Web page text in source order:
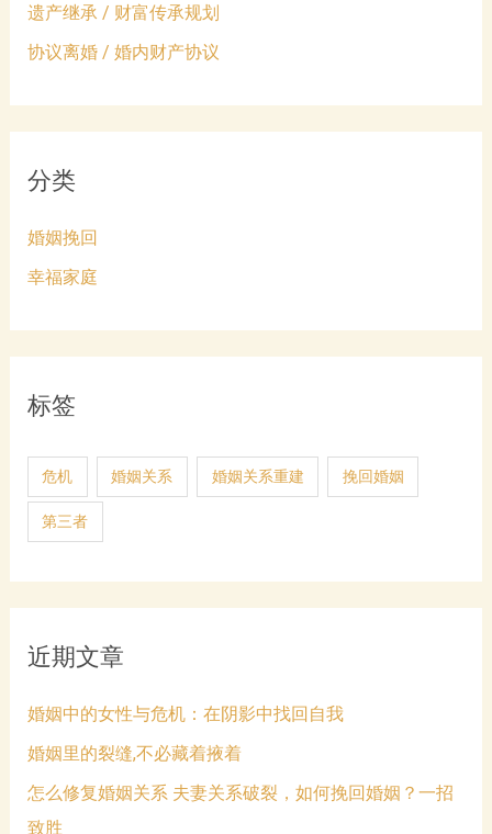
遗产继承 / 财富传承规划
协议离婚 / 婚内财产协议
分类
婚姻挽回
幸福家庭
标签
危机 婚姻关系 婚姻关系重建 挽回婚姻
第三者
近期文章
婚姻中的女性与危机：在阴影中找回自我
婚姻里的裂缝,不必藏着掖着
怎么修复婚姻关系 夫妻关系破裂，如何挽回婚姻？一招
致胜